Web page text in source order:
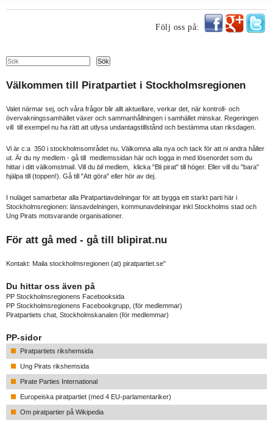
Följ oss på:
Search Sök
Välkommen till Piratpartiet i Stockholmsregionen
Valet närmar sej, och våra frågor blir allt aktuellare, verkar det, när kontroll- och
övervakningssamhället växer och sammanhållningen i samhället minskar. Regeringen
vill till exempel nu ha rätt att utlysa undantagstillstånd och bestämma utan riksdagen.
Vi är c:a 350 i stockholmsområdet nu. Välkomna alla nya och tack för att ni andra håller
ut. Är du ny medlem - gå till medlemssidan här och logga in med lösenordet som du
hittar i ditt välkomstmail. Vill du blimedlem, klicka "Bli pirat" till höger. Eller vill du "bara"
hjälpa till (toppen!). Gå till "Att göra" eller hör av dej.
I nuläget samarbetar alla Piratpartiavdelningar för att bygga ett starkt parti här i
Stockholmsregionen: länsavdelningen, kommunavdelningar inkl Stockholms stad och
Ung Pirats motsvarande organisationer.
För att gå med - gå till blipirat.nu
Kontakt: Maila stockholmsregionen (at) piratpartiet.se"
Du hittar oss även på
PP Stockholmsregionens Facebooksida
PP Stockholmsregionens Facebookgrupp , (för medlemmar)
Piratpartiets chat, Stockholmskanalen (för medlemmar)
PP-sidor
Piratpartiets rikshemsida
Ung Pirats rikshemsida
Pirate Parties International
Europeiska piratpartiet (med 4 EU-parlamentariker)
Om piratpartier på Wikipedia